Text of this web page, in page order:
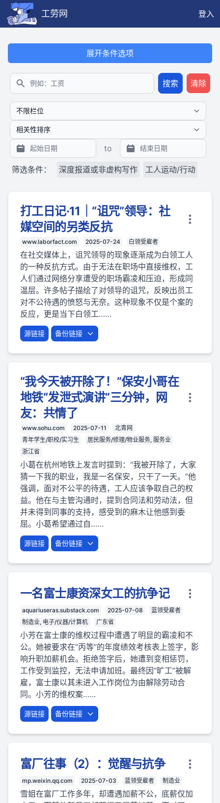
工劳网
登入
展开条件选项
搜索
搜索 清除
to
筛选条件： 深度报道或非虚构写作 工人运动/行动
打工日记·11｜“诅咒”领导：社
媒空间的另类反抗
www.laborfact.com 2025-07-24 白领受雇者
在社交媒体上，诅咒领导的现象逐渐成为白领工人
的一种反抗方式。由于无法在职场中直接维权，工
人们通过网络分享遭受的职场霸凌和压迫，形成同
温层。许多帖子描绘了对领导的诅咒，反映出员工
对不公待遇的愤怒与无奈。这种现象不仅是个案的
反应，更是当下白领工……
源链接 备份链接
“我今天被开除了！”保安小哥在
地铁“发泄式演讲”三分钟，网
友：共情了
www.sohu.com 2025-07-11
北青网
青年学生/职校/实习生
居民服务/修理/物业服务, 服务业
浙江省
小葛在杭州地铁上发言时提到：“我被开除了，大家
猜一下我的职业，我是一名保安，只干了一天。”他
强调，面对不公平的待遇，工人应该争取自己的权
益。他在与主管沟通时，提到合同法和劳动法，但
并未得到同事的支持，感受到的麻木让他感到委
屈。小葛希望通过自……
源链接 备份链接
一名富士康资深女工的抗争记
aquariuseras.substack.com 2025-07-08
蓝领受雇者
制造业, 电子/仪器/计算机
广东省
小芳在富士康的维权过程中遭遇了明显的霸凌和不
公。她被要求在“丙等”的年度绩效考核表上签字，影
响升职加薪机会。拒绝签字后，她遭到变相惩罚，
工作受到监控，无法申请加班。最终因“旷工”被解
雇，富士康以其未进入工作岗位为由解除劳动合
同。小芳的维权案……
源链接 备份链接
富厂往事（2）：觉醒与抗争
mp.weixin.qq.com 2025-07-03 蓝领受雇者 制造业
雪姐在富厂工作多年，却遭遇加薪不公，底薪仅加